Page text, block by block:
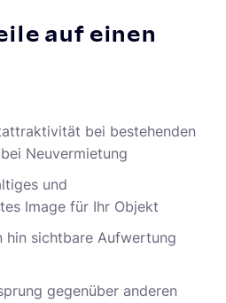
auf einen
bei bestehenden
Neuvermietung
und
Image für Ihr Objekt
hin sichtbare Aufwertung
gegenüber anderen